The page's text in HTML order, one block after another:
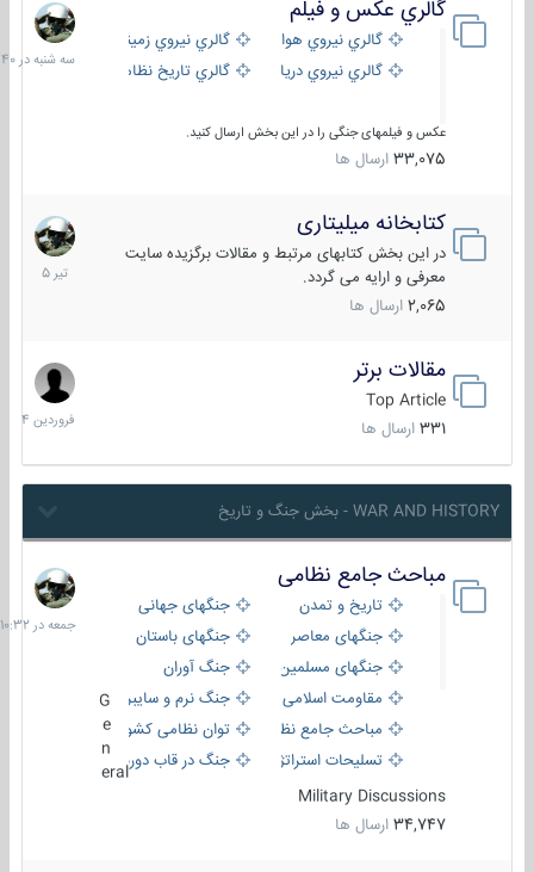
گالري عكس و فيلم
گالري نيروي هوايي
گالري نيروي زميني
گالري نيروي دريايي
گالري تاریخ نظامی
عکس و فیلمهای جنگی را در این بخش ارسال کنید.
33,075 ارسال ها
سه
شنبه
در
کتابخانه میلیتاری
در این بخش کتابهای مرتبط و مقالات برگزیده سایت
معرفی و ارایه می گردد.
2,065 ارسال ها
16
تیر
1405
مقالات برتر
Top Article
331 ارسال ها
29
فروردین
1404
WAR AND HISTORY - بخش جنگ و تاریخ
مباحث جامع نظامی
تاریخ و تمدن
جنگهای جهانی
جنگهای معاصر
جنگهای باستان
جنگهای مسلمین
جنگ آوران
مقاومت اسلامی
جنگ نرم و سایبری
مباحث جامع نظامی
توان نظامی کشورها
تسلیحات استراتژیک
جنگ در قاب دوربین
eral
Military Discussions
34,747 ارسال ها
جمعه
در
10:32